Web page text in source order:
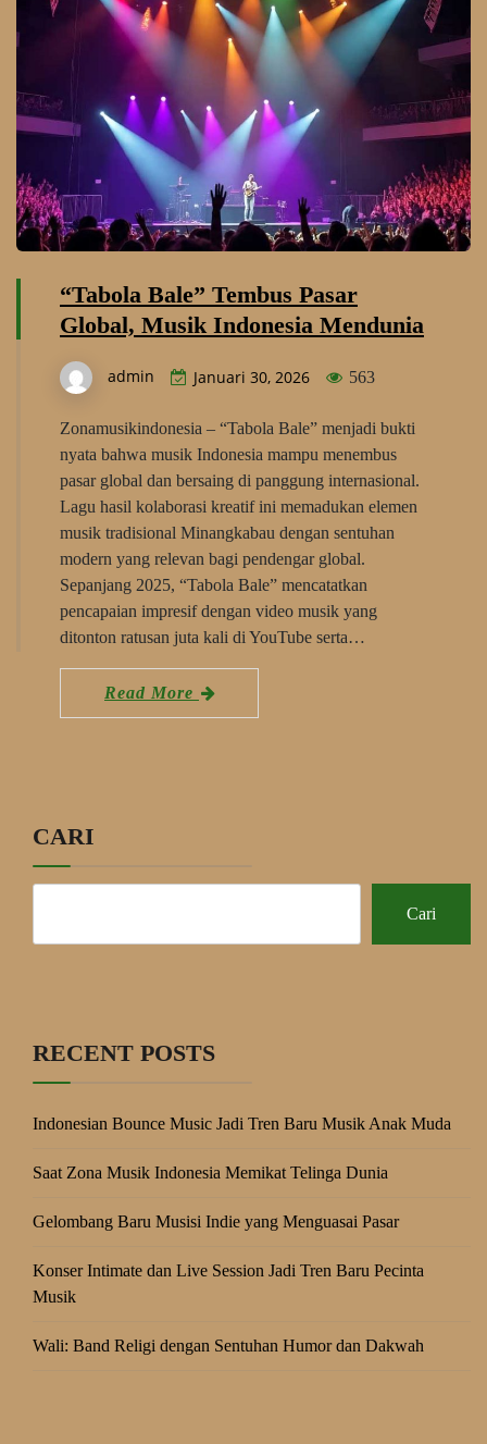
“Tabola Bale” Tembus Pasar
Global, Musik Indonesia Mendunia
admin Januari 30, 2026 563
Zonamusikindonesia – “Tabola Bale” menjadi bukti
nyata bahwa musik Indonesia mampu menembus
pasar global dan bersaing di panggung internasional.
Lagu hasil kolaborasi kreatif ini memadukan elemen
musik tradisional Minangkabau dengan sentuhan
modern yang relevan bagi pendengar global.
Sepanjang 2025, “Tabola Bale” mencatatkan
pencapaian impresif dengan video musik yang
ditonton ratusan juta kali di YouTube serta…
Read More
CARI
Cari
RECENT POSTS
Indonesian Bounce Music Jadi Tren Baru Musik Anak Muda
Saat Zona Musik Indonesia Memikat Telinga Dunia
Gelombang Baru Musisi Indie yang Menguasai Pasar
Konser Intimate dan Live Session Jadi Tren Baru Pecinta
Musik
Wali: Band Religi dengan Sentuhan Humor dan Dakwah